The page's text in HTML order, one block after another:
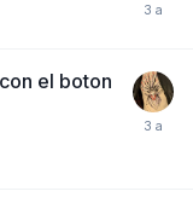
el boton